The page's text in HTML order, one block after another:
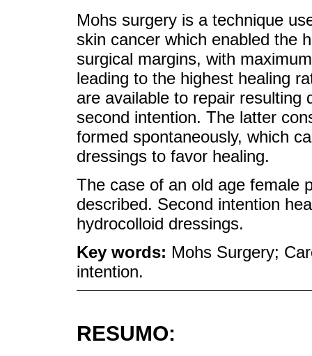
Mohs surgery is a technique
skin cancer which enabled the
surgical margins, with
leading to the highest healing
are available to repair resulting
second intention. The latter
formed spontaneously, which
dressings to favor healing.
The case of an old age female
described. Second intention
hydrocolloid dressings.
Key words: Mohs Surgery;
intention.
RESUMO: